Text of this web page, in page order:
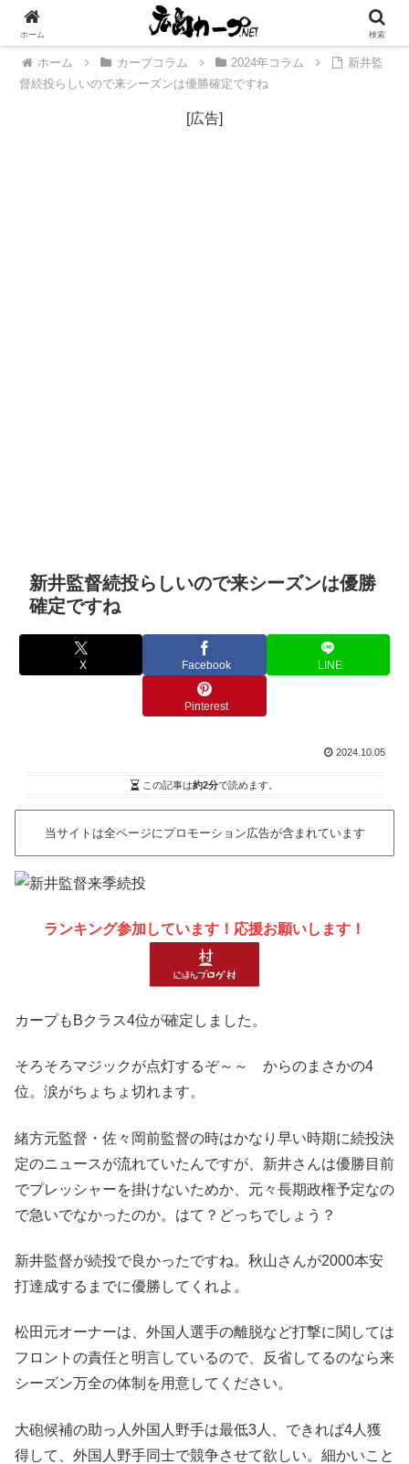
[広告]
ホーム カープコラム 2024年コラム
新井監
督続投らしいので来シーズンは優勝確定ですね
[広告]
新井監督続投らしいので来シーズンは優勝
確定ですね
X Facebook LINE
Pinterest
2024.10.05
この記事は約2分で読めます。
当サイトは全ページにプロモーション広告が含まれています
ランキング参加しています！応援お願いします！
カープもBクラス4位が確定しました。
そろそろマジックが点灯するぞ～～ からのまさかの4
位。涙がちょちょ切れます。
緒方元監督・佐々岡前監督の時はかなり早い時期に続投決
定のニュースが流れていたんですが、新井さんは優勝目前
でプレッシャーを掛けないためか、元々長期政権予定なの
で急いでなかったのか。はて？どっちでしょう？
新井監督が続投で良かったですね。秋山さんが2000本安
打達成するまでに優勝してくれよ。
松田元オーナーは、外国人選手の離脱など打撃に関しては
フロントの責任と明言しているので、反省してるのなら来
シーズン万全の体制を用意してください。
大砲候補の助っ人外国人野手は最低3人、できれば4人獲
得して、外国人野手同士で競争させて欲しい。細かいこと
ホーム 検索